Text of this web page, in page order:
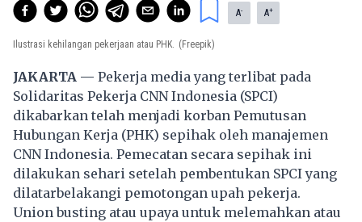
A- A+
Ilustrasi kehilangan pekerjaan atau PHK. (Freepik)
JAKARTA — Pekerja media yang terlibat pada
Solidaritas Pekerja CNN Indonesia (SPCI)
dikabarkan telah menjadi korban Pemutusan
Hubungan Kerja (PHK) sepihak oleh manajemen
CNN Indonesia. Pemecatan secara sepihak ini
dilakukan sehari setelah pembentukan SPCI yang
dilatarbelakangi pemotongan upah pekerja.
Union busting atau upaya untuk melemahkan atau